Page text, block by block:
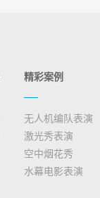
精彩案例
无人机编队表演
激光秀表演
空中烟花秀
水幕电影表演